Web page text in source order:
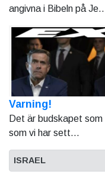
angivna i Bibeln på
Varning!
Det är budskapet
som vi har sett...
ISRAEL